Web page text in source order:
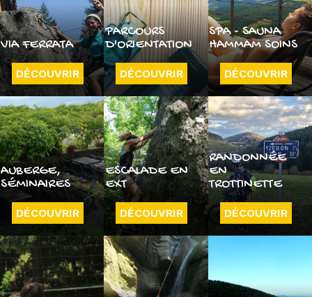
VIA FERRATA
DÉCOUVRIR
PARCOURS
D'ORIENTATION
DÉCOUVRIR
SPA - SAUNA
HAMMAM SOINS
DÉCOUVRIR
AUBERGE,
SÉMINAIRES
DÉCOUVRIR
ESCALADE EN
EXT
DÉCOUVRIR
RANDONNÉE
EN
TROTTINETTE
DÉCOUVRIR